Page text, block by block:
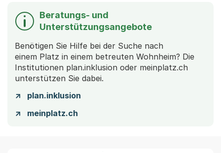
Beratungs- und
Unterstützungsangebote
Benötigen Sie Hilfe bei der Suche nach
einem Platz in einem betreuten Wohnheim? Die
Institutionen plan.inklusion oder meinplatz.ch
unterstützen Sie dabei.
plan.inklusion
meinplatz.ch